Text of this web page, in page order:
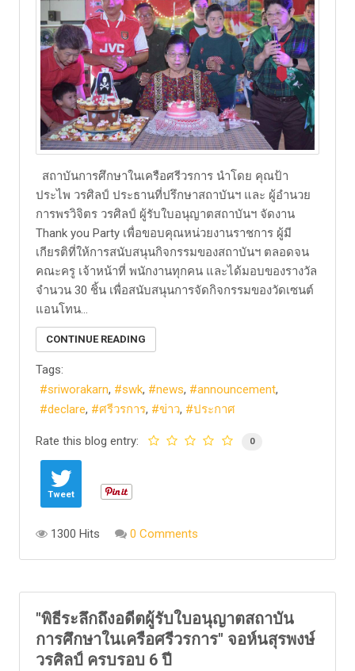
สถาบันการศึกษาในเครือศรีวรการ นำโดย คุณป้า
ประไพ วรศิลป์ ประธานที่ปรึกษาสถาบันฯ และ ผู้อำนวย
การพรวิจิตร วรศิลป์ ผู้รับใบอนุญาตสถาบันฯ จัดงาน
Thank you Party เพื่อขอบคุณหน่วยงานราชการ ผู้มี
เกียรติที่ให้การสนับสนุนกิจกรรมของสถาบันฯ ตลอดจน
คณะครู เจ้าหน้าที่ พนักงานทุกคน และได้มอบของรางวัล
จำนวน 30 ชิ้น เพื่อสนับสนุนการจัดกิจกรรมของวัดเซนต์
แอนโทน...
CONTINUE READING
Tags:
sriworakarn
swk news
announcement
declare
ศรีวรการ ข่าว ประกาศ
Rate this blog entry: 0
Tweet
1300 Hits 0 Comments
"พิธีระลึกถึงอดีตผู้รับใบอนุญาตสถาบัน
การศึกษาในเครือศรีวรการ" จอห์นสุรพงษ์
วรศิลป์ ครบรอบ 6 ปี